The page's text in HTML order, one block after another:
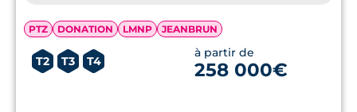
PTZ DONATION LMNP JEANBRUN
T2 T3 T4
à partir de
258 000€